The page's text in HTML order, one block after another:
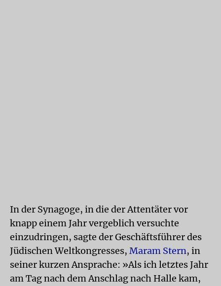
In der Synagoge, in die der Attentäter vor
knapp einem Jahr vergeblich versuchte
einzudringen, sagte der Geschäftsführer des
Jüdischen Weltkongresses, Maram Stern, in
seiner kurzen Ansprache: »Als ich letztes Jahr
am Tag nach dem Anschlag nach Halle kam,